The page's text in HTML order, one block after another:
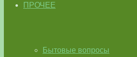
ПРОЧЕЕ
Бытовые вопросы